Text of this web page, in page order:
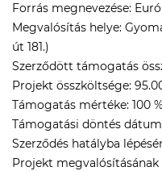
Forrás megnevezése:
Megvalósítás helye:
út 181.)
Szerződött támogatás
Projekt összköltsége:
Támogatás mértéke: 100 %
Támogatási döntés
Szerződés hatályba
Projekt megvalósításának